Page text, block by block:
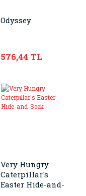
Odyssey
576,44 TL
Very Hungry
Caterpillar's
Easter Hide-and-